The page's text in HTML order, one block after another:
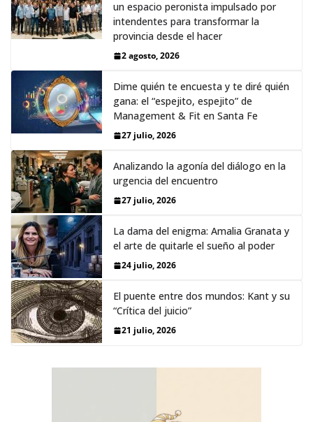
un espacio peronista impulsado por
intendentes para transformar la
provincia desde el hacer
2 agosto, 2026
Dime quién te encuesta y te diré quién
gana: el “espejito, espejito” de
Management & Fit en Santa Fe
27 julio, 2026
Analizando la agonía del diálogo en la
urgencia del encuentro
27 julio, 2026
La dama del enigma: Amalia Granata y
el arte de quitarle el sueño al poder
24 julio, 2026
El puente entre dos mundos: Kant y su
“Crítica del juicio”
21 julio, 2026